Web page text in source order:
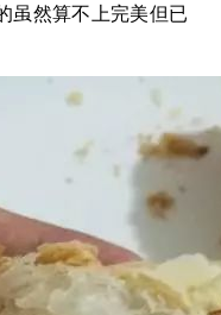
虽然算不上完美但已